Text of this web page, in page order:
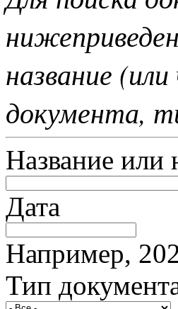
название
документа,
Название или
Дата
Например,
Тип